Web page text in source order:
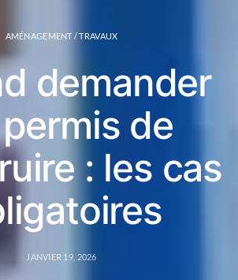
AMÉNAGEMENT / TRAVAUX
demander
de
: les cas
JANVIER 19, 2026